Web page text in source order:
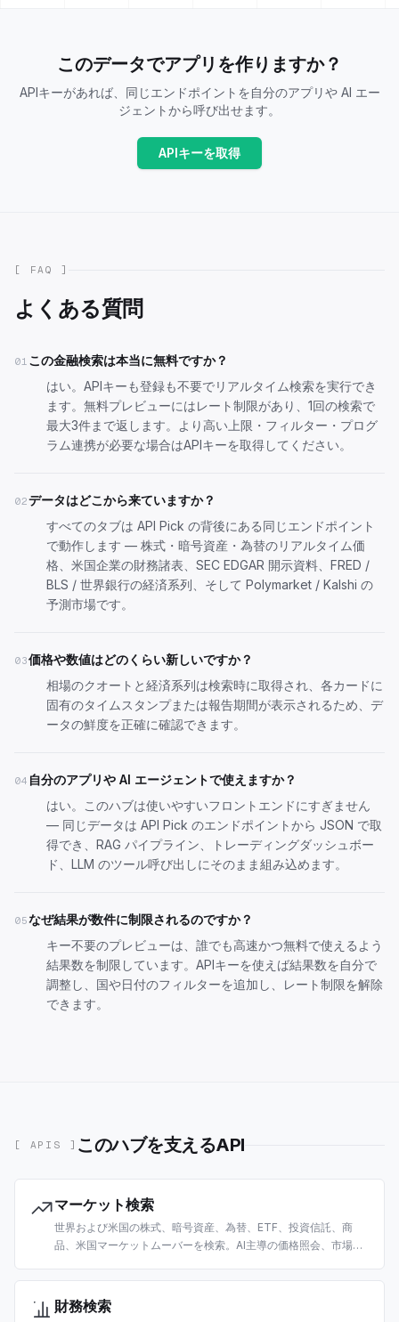
このデータでアプリを作りますか？
APIキーがあれば、同じエンドポイントを自分のアプリや AI エー
ジェントから呼び出せます。
APIキーを取得
[ FAQ ]
よくある質問
01 この金融検索は本当に無料ですか？
はい。APIキーも登録も不要でリアルタイム検索を実行でき
ます。無料プレビューにはレート制限があり、1回の検索で
最大3件まで返します。より高い上限・フィルター・プログ
ラム連携が必要な場合はAPIキーを取得してください。
02データはどこから来ていますか？
すべてのタブは API Pick の背後にある同じエンドポイント
で動作します — 株式・暗号資産・為替のリアルタイム価
格、米国企業の財務諸表、SEC EDGAR 開示資料、FRED /
BLS / 世界銀行の経済系列、そして Polymarket / Kalshi の
予測市場です。
03価格や数値はどのくらい新しいですか？
相場のクオートと経済系列は検索時に取得され、各カードに
固有のタイムスタンプまたは報告期間が表示されるため、デ
ータの鮮度を正確に確認できます。
04 自分のアプリや AI エージェントで使えますか？
はい。このハブは使いやすいフロントエンドにすぎません
— 同じデータは API Pick のエンドポイントから JSON で取
得でき、RAG パイプライン、トレーディングダッシュボー
ド、LLM のツール呼び出しにそのまま組み込めます。
05なぜ結果が数件に制限されるのですか？
キー不要のプレビューは、誰でも高速かつ無料で使えるよう
結果数を制限しています。APIキーを使えば結果数を自分で
調整し、国や日付のフィルターを追加し、レート制限を解除
できます。
[ APIS ] このハブを支えるAPI
マーケット検索
世界および米国の株式、暗号資産、為替、ETF、投資信託、商
品、米国マーケットムーバーを検索。AI主導の価格照会、市場デ
財務検索